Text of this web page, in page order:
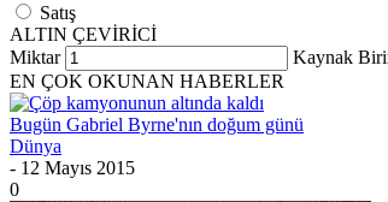
Satış
ALTIN ÇEVİRİCİ
Miktar
Kaynak
EN ÇOK OKUNAN HABERLER
Bugün Gabriel Byrne'nın doğum günü
Dünya
- 12 Mayıs 2015
0